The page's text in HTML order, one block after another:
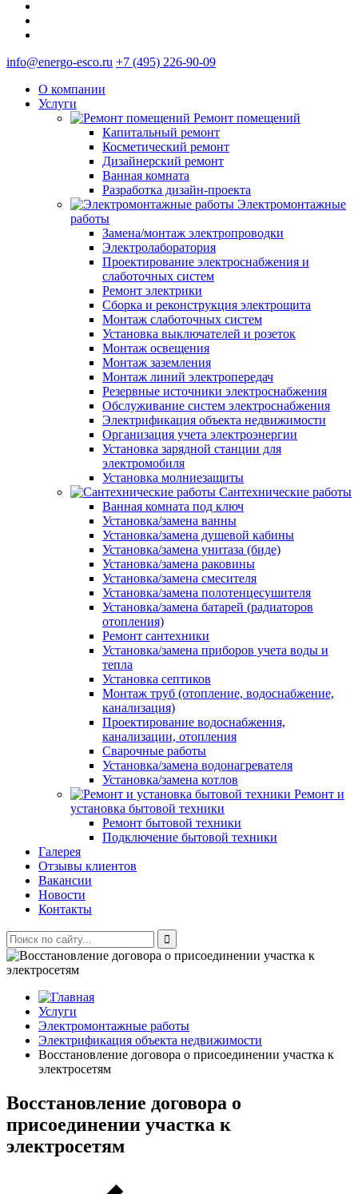
info@energo-esco.ru +7 (495) 226-90-09
О компании
Услуги
Ремонт помещений
Капитальный ремонт
Косметический ремонт
Дизайнерский ремонт
Ванная комната
Разработка дизайн-проекта
Электромонтажные
работы
Замена/монтаж электропроводки
Электролаборатория
Проектирование электроснабжения и
слаботочных систем
Ремонт электрики
Сборка и реконструкция электрощита
Монтаж слаботочных систем
Установка выключателей и розеток
Монтаж освещения
Монтаж заземления
Монтаж линий электропередач
Резервные источники электроснабжения
Обслуживание систем электроснабжения
Электрификация объекта недвижимости
Организация учета электроэнергии
Установка зарядной станции для
электромобиля
Установка молниезащиты
Сантехнические работы
Ванная комната под ключ
Установка/замена ванны
Установка/замена душевой кабины
Установка/замена унитаза (биде)
Установка/замена раковины
Установка/замена смесителя
Установка/замена полотенцесушителя
Установка/замена батарей (радиаторов
отопления)
Ремонт сантехники
Установка/замена приборов учета воды и
тепла
Установка септиков
Монтаж труб (отопление, водоснабжение,
канализация)
Проектирование водоснабжения,
канализации, отопления
Сварочные работы
Установка/замена водонагревателя
Установка/замена котлов
Ремонт и
установка бытовой техники
Ремонт бытовой техники
Подключение бытовой техники
Галерея
Отзывы клиентов
Вакансии
Новости
Контакты
Услуги
Электромонтажные работы
Электрификация объекта недвижимости
Восстановление договора о присоединении участка к
электросетям
Восстановление договора о
присоединении участка к
электросетям